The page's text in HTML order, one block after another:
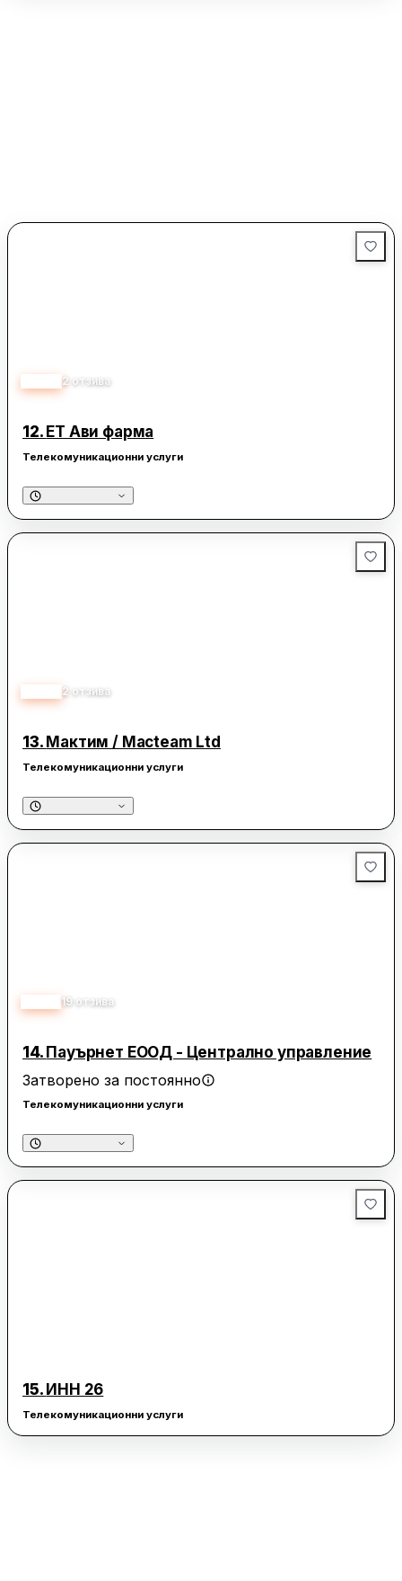
2 отзива
12. ЕТ Ави фарма
Телекомуникационни услуги
2 отзива
13. Мактим / Macteam Ltd
Телекомуникационни услуги
19 отзива
14. Пауърнет ЕООД - Централно управление
Затворено за постоянно
Телекомуникационни услуги
15. ИНН 26
Телекомуникационни услуги